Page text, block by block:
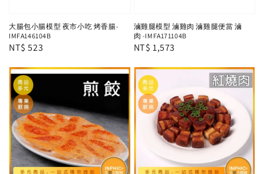
大腸包小腸模型 夜市小吃 烤香腸-
IMFA146104B
Regular
NT$ 523
滷雞腿模型 滷雞肉 滷雞腿便當 滷
肉 -IMFA171104B
Regular
NT$ 1,573